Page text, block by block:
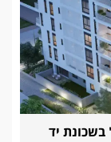
של ת"א - דירות 4-5 חד' בשכונת יד